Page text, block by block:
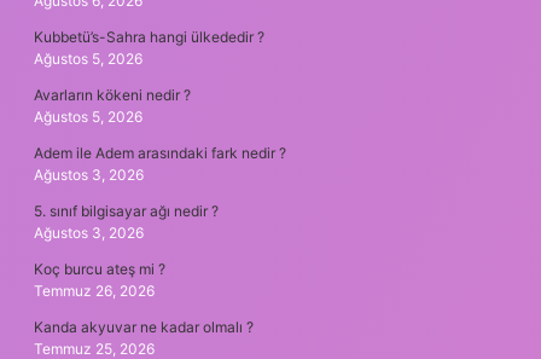
Kubbetü’s-Sahra hangi ülkededir ?
Ağustos 5, 2026
Avarların kökeni nedir ?
Ağustos 5, 2026
Adem ile Adem arasındaki fark nedir ?
Ağustos 3, 2026
5. sınıf bilgisayar ağı nedir ?
Ağustos 3, 2026
Koç burcu ateş mi ?
Temmuz 26, 2026
Kanda akyuvar ne kadar olmalı ?
Temmuz 25, 2026